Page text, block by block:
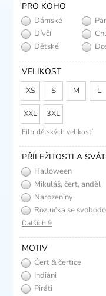
PRO KOHO
Dámské
Dívčí
Dětské
VELIKOST
XS S M L
XXL 3XL
Filtr dětských velikostí
PŘÍLEŽITOSTI A
Halloween
Mikuláš, čert, anděl
Narozeniny
Rozlučka se
Dalších 9
MOTIV
Čert & čertice
Indiáni
Piráti